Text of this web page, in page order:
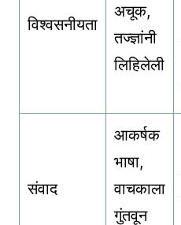
विश्वसनीयता
अचूक,
तज्ज्ञांनी
लिहिलेली
संवाद
आकर्षक
भाषा,
वाचकाला
गुंतवून